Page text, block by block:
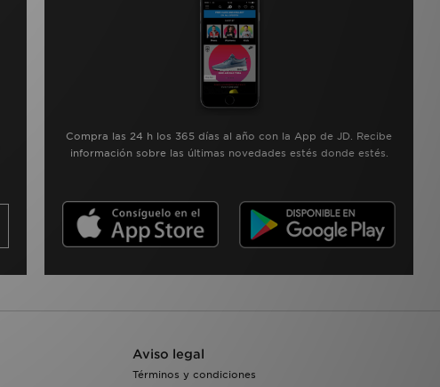
Compra las 24 h los 365 días al año con la App de JD. Recibe
información sobre las últimas novedades estés donde estés.
Aviso legal
Términos y condiciones